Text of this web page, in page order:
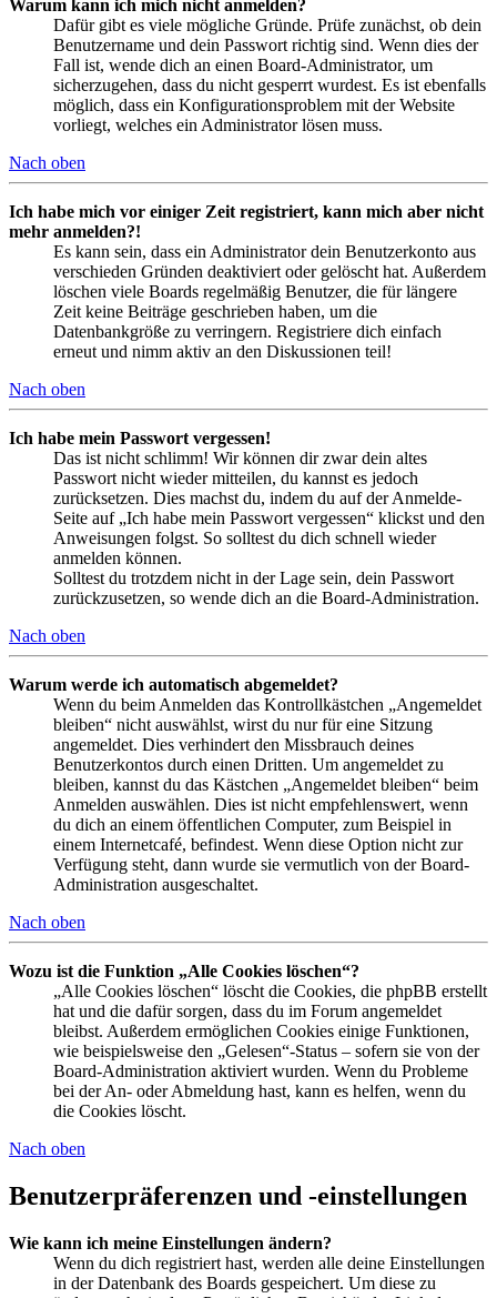
Warum kann ich mich nicht anmelden?
Dafür gibt es viele mögliche Gründe. Prüfe zunächst, ob dein
Benutzername und dein Passwort richtig sind. Wenn dies der
Fall ist, wende dich an einen Board-Administrator, um
sicherzugehen, dass du nicht gesperrt wurdest. Es ist ebenfalls
möglich, dass ein Konfigurationsproblem mit der Website
vorliegt, welches ein Administrator lösen muss.
Nach oben
Ich habe mich vor einiger Zeit registriert, kann mich aber nicht
mehr anmelden?!
Es kann sein, dass ein Administrator dein Benutzerkonto aus
verschieden Gründen deaktiviert oder gelöscht hat. Außerdem
löschen viele Boards regelmäßig Benutzer, die für längere
Zeit keine Beiträge geschrieben haben, um die
Datenbankgröße zu verringern. Registriere dich einfach
erneut und nimm aktiv an den Diskussionen teil!
Nach oben
Ich habe mein Passwort vergessen!
Das ist nicht schlimm! Wir können dir zwar dein altes
Passwort nicht wieder mitteilen, du kannst es jedoch
zurücksetzen. Dies machst du, indem du auf der Anmelde-
Seite auf „Ich habe mein Passwort vergessen“ klickst und den
Anweisungen folgst. So solltest du dich schnell wieder
anmelden können.
Solltest du trotzdem nicht in der Lage sein, dein Passwort
zurückzusetzen, so wende dich an die Board-Administration.
Nach oben
Warum werde ich automatisch abgemeldet?
Wenn du beim Anmelden das Kontrollkästchen „Angemeldet
bleiben“ nicht auswählst, wirst du nur für eine Sitzung
angemeldet. Dies verhindert den Missbrauch deines
Benutzerkontos durch einen Dritten. Um angemeldet zu
bleiben, kannst du das Kästchen „Angemeldet bleiben“ beim
Anmelden auswählen. Dies ist nicht empfehlenswert, wenn
du dich an einem öffentlichen Computer, zum Beispiel in
einem Internetcafé, befindest. Wenn diese Option nicht zur
Verfügung steht, dann wurde sie vermutlich von der Board-
Administration ausgeschaltet.
Nach oben
Wozu ist die Funktion „Alle Cookies löschen“?
„Alle Cookies löschen“ löscht die Cookies, die phpBB erstellt
hat und die dafür sorgen, dass du im Forum angemeldet
bleibst. Außerdem ermöglichen Cookies einige Funktionen,
wie beispielsweise den „Gelesen“-Status – sofern sie von der
Board-Administration aktiviert wurden. Wenn du Probleme
bei der An- oder Abmeldung hast, kann es helfen, wenn du
die Cookies löscht.
Nach oben
Benutzerpräferenzen und -einstellungen
Wie kann ich meine Einstellungen ändern?
Wenn du dich registriert hast, werden alle deine Einstellungen
in der Datenbank des Boards gespeichert. Um diese zu